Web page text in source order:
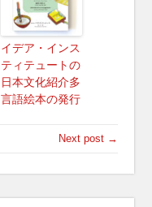
イデア・インス
ティテュートの
日本文化紹介多
言語絵本の発行
Next post →